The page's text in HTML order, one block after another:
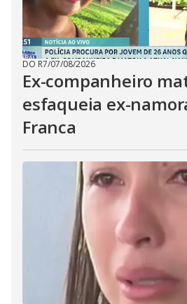
DO R7/07/08/2026
Ex-companheiro
esfaqueia ex-
Franca